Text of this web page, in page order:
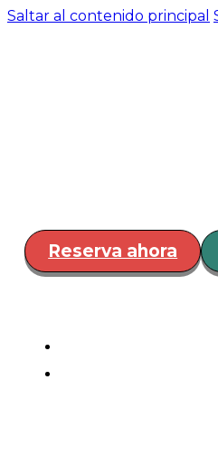
Saltar al contenido principal
Reserva ahora